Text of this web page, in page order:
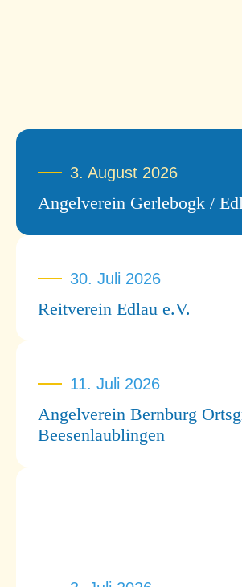
Vereine
Veranstaltungen
Kontakt
3. August 2026
Angelverein Gerlebogk /
30. Juli 2026
Reitverein Edlau e.V.
11. Juli 2026
Angelverein Bernburg
Beesenlaublingen